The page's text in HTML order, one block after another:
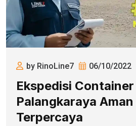
by RinoLine7 06/10/2022
Ekspedisi
Palangkaraya Aman
Terpercaya